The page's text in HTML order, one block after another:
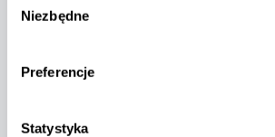
zgody
Niezbędne
Preferencje
Statystyka